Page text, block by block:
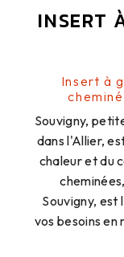
INSERT
Insert à
Souvigny,
dans l'Allier,
chaleur et du
Souvigny, est
vos besoins